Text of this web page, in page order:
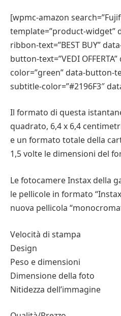
[wpmc-amazon
template=”product-widget”
ribbon-text=”BEST BUY”
button-text=”VEDI
color=”green” data-button-
subtitle-color=”#2196F3″
Il formato di questa
quadrato, 6,4 x 6,4
e un formato totale della
1,5 volte le dimensioni del
Le fotocamere Instax della
le pellicole in formato
nuova pellicola
Velocità di stampa
Design
Peso e dimensioni
Dimensione della foto
Nitidezza dell’immagine